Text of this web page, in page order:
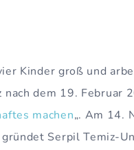
Kinder groß und
dem 19. Februar
machen„. Am 14.
Serpil Temiz-